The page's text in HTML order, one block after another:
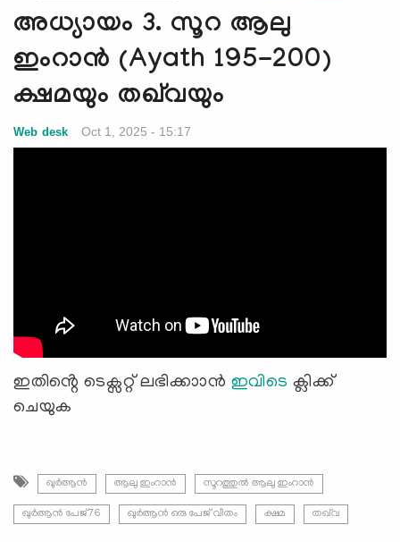
v
i
g
a
t
o
അധ്യായം 3. സൂറ ആലു
ഇംറാന്‍ (Ayath 195-200)
ക്ഷമയും തഖ്‌വയും
Web desk Oct 1, 2025 - 15:17
ഇതിൻ്റെ ടെക്സറ്റ് ലഭിക്കാാൻ ഇവിടെ ക്ലിക്ക്
ചെയുക
ഖുർആൻ ആലു ഇംറാന്‍ സൂറത്തുല്‍ ആലു ഇംറാന്‍
ഖുർആൻ പേജ്76 ഖുർആൻ ഒരു പേജ് വീതം ക്ഷമ തഖ്‌വ